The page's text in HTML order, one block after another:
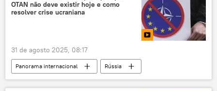
Comissão Europeia
Estados Unidos
OTAN não deve existir hoje e como
resolver crise ucraniana
31 de agosto 2025, 08:17
Panorama internacional
Rússia
Jeffrey Sachs
Mikhail Gorbachev